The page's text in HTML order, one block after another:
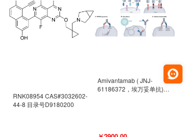
RNK08954 CAS#3032602-
44-8 目录号D9180200
Amivantamab ( JNJ-
61186372，埃万妥单抗)